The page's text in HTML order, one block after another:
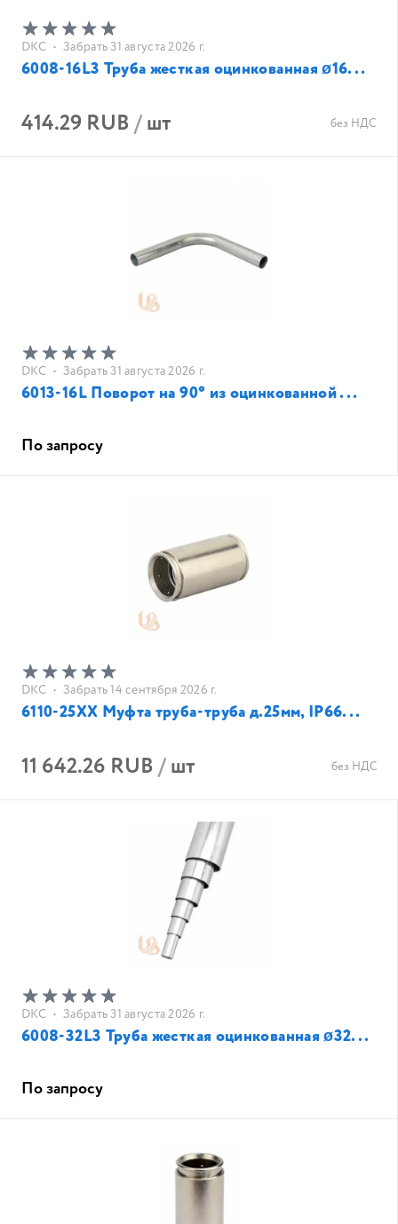
DKC • Забрать 31 августа 2026 г.
6008-16L3 Труба жесткая оцинкованная ø16...
414.29 RUB/шт без НДС
DKC • Забрать 31 августа 2026 г.
6013-16L Поворот на 90° из оцинкованной ...
По запросу
DKC • Забрать 14 сентября 2026 г.
6110-25XX Муфта труба-труба д.25мм, IP66...
11 642.26 RUB/шт без НДС
DKC • Забрать 31 августа 2026 г.
6008-32L3 Труба жесткая оцинкованная ø32...
По запросу